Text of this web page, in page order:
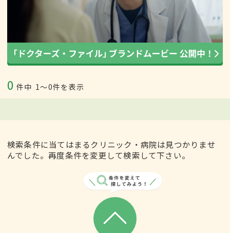
0 件中 1〜0件を表示
検索条件に当てはまるクリニック・病院は見つかりませ
んでした。再度条件を変更して検索して下さい。